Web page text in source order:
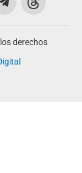
derechos